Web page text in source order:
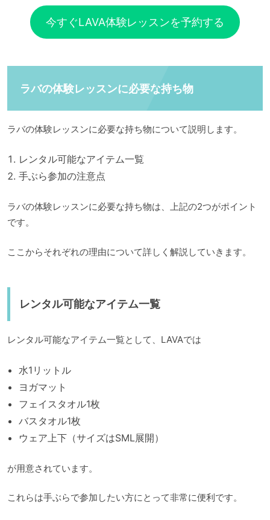
今すぐLAVA体験レッスンを予約する
ラバの体験レッスンに必要な持ち物
ラバの体験レッスンに必要な持ち物について説明します。
レンタル可能なアイテム一覧
手ぶら参加の注意点
ラバの体験レッスンに必要な持ち物は、上記の2つがポイント
です。
ここからそれぞれの理由について詳しく解説していきます。
レンタル可能なアイテム一覧
レンタル可能なアイテム一覧として、LAVAでは
水1リットル
ヨガマット
フェイスタオル1枚
バスタオル1枚
ウェア上下（サイズはSML展開）
が用意されています。
これらは手ぶらで参加したい方にとって非常に便利です。